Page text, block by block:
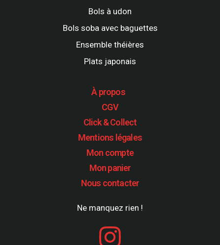
Bols à udon
Bols soba avec baguettes
Ensemble théières
Plats japonais
À propos
CGV
Click & Collect
Mentions légales
Mon compte
Mon panier
Nous contacter
Ne manquez rien !